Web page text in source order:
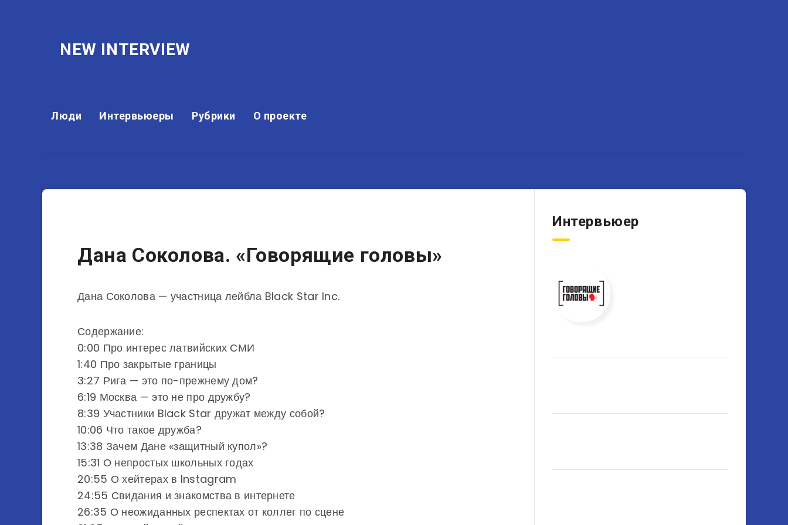
NEW INTERVIEW
Люди Интервьюеры Рубрики О проекте
Дана Соколова. «Говорящие головы»
Дана Соколова — участница лейбла Black Star Inc.
Содержание:
0:00 Про интерес латвийских СМИ
1:40 Про закрытые границы
3:27 Рига — это по-прежнему дом?
6:19 Москва — это не про дружбу?
8:39 Участники Black Star дружат между собой?
10:06 Что такое дружба?
13:38 Зачем Дане «защитный купол»?
15:31 О непростых школьных годах
20:55 О хейтерах в Instagram
24:55 Свидания и знакомства в интернете
26:35 О неожиданных респектах от коллег по сцене
Интервьюер